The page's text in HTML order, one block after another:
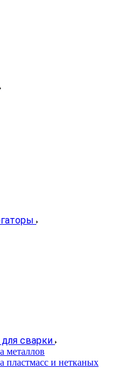
сварки
металлов
пластмасс и нетканых